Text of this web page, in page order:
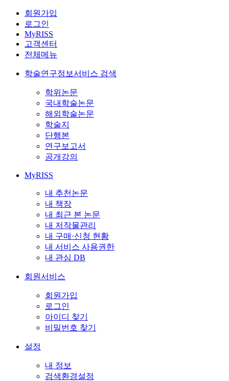
회원가입
로그인
MyRISS
고객센터
전체메뉴
학술연구정보서비스 검색
학위논문
국내학술논문
해외학술논문
학술지
단행본
연구보고서
공개강의
MyRISS
내 추천논문
내 책장
내 최근 본 논문
내 저작물관리
내 구매·신청 현황
내 서비스 사용권한
내 관심 DB
회원서비스
회원가입
로그인
아이디 찾기
비밀번호 찾기
설정
내 정보
검색환경설정